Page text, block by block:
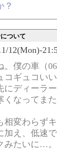
？
ついて
12(Mon)-
。僕の車（
コギュコい
にディーラ
なってま
相変わらず
加え、低速
みたいに…